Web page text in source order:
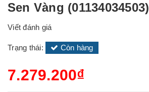
Sen Vàng (01134034503)
Viết đánh giá
Trạng thái: Còn hàng
7.279.200₫